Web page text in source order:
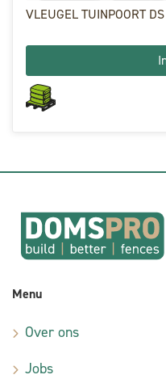
VLEUGEL TUINPOORT
Menu
Over ons
Jobs